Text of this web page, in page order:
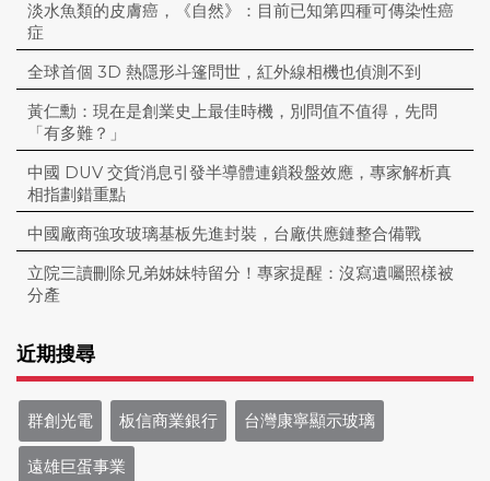
淡水魚類的皮膚癌，《自然》：目前已知第四種可傳染性癌
症
全球首個 3D 熱隱形斗篷問世，紅外線相機也偵測不到
黃仁勳：現在是創業史上最佳時機，別問值不值得，先問
「有多難？」
中國 DUV 交貨消息引發半導體連鎖殺盤效應，專家解析真
相指劃錯重點
中國廠商強攻玻璃基板先進封裝，台廠供應鏈整合備戰
立院三讀刪除兄弟姊妹特留分！專家提醒：沒寫遺囑照樣被
分產
近期搜尋
群創光電 板信商業銀行 台灣康寧顯示玻璃
遠雄巨蛋事業